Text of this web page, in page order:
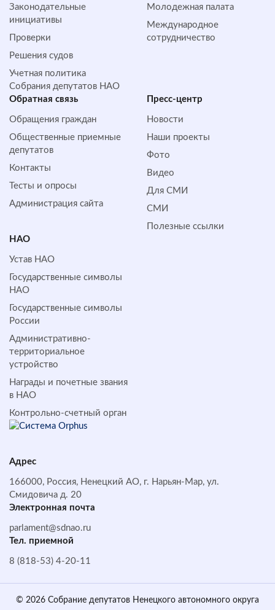
Законодательные
инициативы
Проверки
Решения судов
Учетная политика
Собрания депутатов НАО
Молодежная палата
Международное
сотрудничество
Обратная cвязь
Обращения граждан
Общественные приемные
депутатов
Контакты
Тесты и опросы
Администрация сайта
Пресс-центр
Новости
Наши проекты
Фото
Видео
Для СМИ
СМИ
Полезные ссылки
НАО
Устав НАО
Государственные символы
НАО
Государственные символы
России
Административно-
территориальное
устройство
Награды и почетные звания
в НАО
Контрольно-счетный орган
Адрес
166000, Россия, Ненецкий АО, г. Нарьян-Мар, ул.
Смидовича д. 20
Электронная почта
parlament@sdnao.ru
Тел. приемной
8 (818-53) 4-20-11
© 2026 Собрание депутатов Ненецкого автономного округа